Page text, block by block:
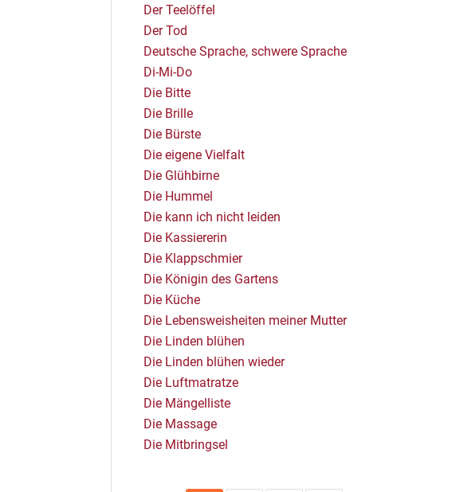
Der Teelöffel
Der Tod
Deutsche Sprache, schwere Sprache
Di-Mi-Do
Die Bitte
Die Brille
Die Bürste
Die eigene Vielfalt
Die Glühbirne
Die Hummel
Die kann ich nicht leiden
Die Kassiererin
Die Klappschmier
Die Königin des Gartens
Die Küche
Die Lebensweisheiten meiner Mutter
Die Linden blühen
Die Linden blühen wieder
Die Luftmatratze
Die Mängelliste
Die Massage
Die Mitbringsel